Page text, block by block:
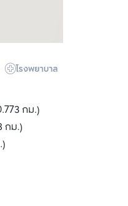
โรงพยาบาล
กม.)
กม.)